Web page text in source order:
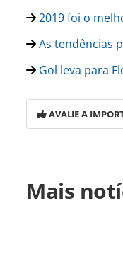
2019 foi o
As tendências
Gol leva para
AVALIE A
https://
de-2020-devem-
página. Todo o
brasileira sobre
PANROTAS
Mais